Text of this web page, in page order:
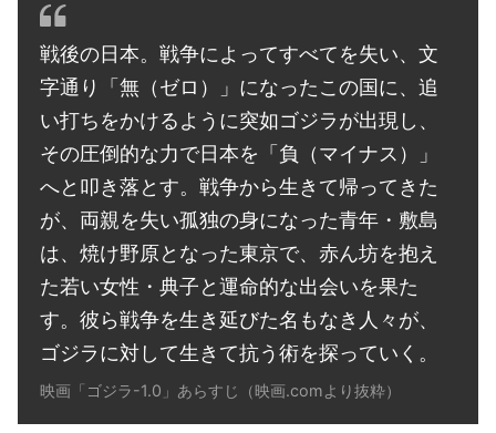
戦後の日本。戦争によってすべてを失い、文
字通り「無（ゼロ）」になったこの国に、追
い打ちをかけるように突如ゴジラが出現し、
その圧倒的な力で日本を「負（マイナス）」
へと叩き落とす。戦争から生きて帰ってきた
が、両親を失い孤独の身になった青年・敷島
は、焼け野原となった東京で、赤ん坊を抱え
た若い女性・典子と運命的な出会いを果た
す。彼ら戦争を生き延びた名もなき人々が、
ゴジラに対して生きて抗う術を探っていく。
映画「ゴジラ-1.0」あらすじ（映画.comより抜粋）